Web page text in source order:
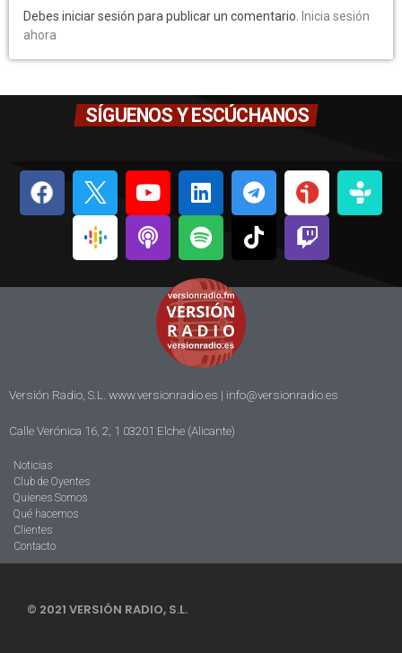
Debes iniciar sesión para publicar un comentario.
Inicia sesión
ahora
SÍGUENOS Y ESCÚCHANOS
Versión Radio, S.L. www.versionradio.es | info@versionradio.es
Calle Verónica 16, 2, 1 03201 Elche (Alicante)
Noticias
Club de Oyentes
Quienes Somos
Qué hacemos
Clientes
Contacto
© 2021 VERSIÓN RADIO, S.L.